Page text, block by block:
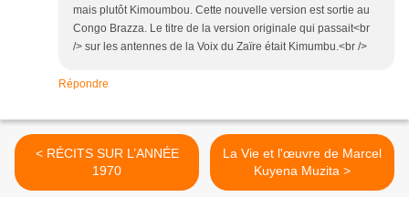
mais plutôt Kimoumbou. Cette nouvelle version est sortie au
Congo Brazza. Le titre de la version originale qui passait<br
/> sur les antennes de la Voix du Zaïre était Kimumbu.<br />
Répondre
< RÉCITS SUR L’ANNÉE
1970
La Vie et l'œuvre de Marcel
Kuyena Muzita >